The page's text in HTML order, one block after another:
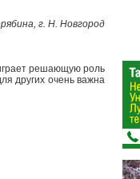
г. Н. Новгород
решающую роль
других очень важна